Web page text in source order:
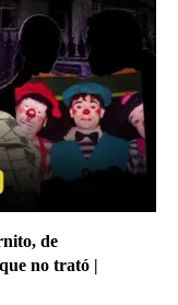
de
no trató |